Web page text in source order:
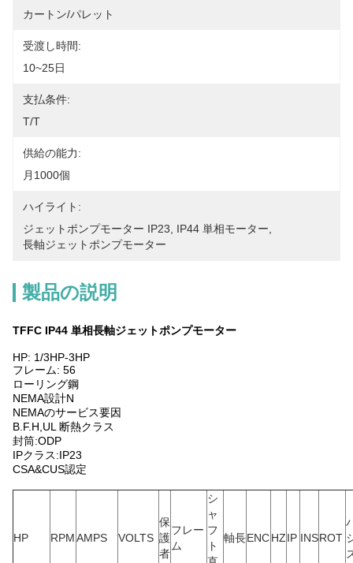
カートン/パレット
受渡し時間:
10~25日
支払条件:
T/T
供給の能力:
月1000個
ハイライト:
ジェットポンプモーター IP23
IP44 単相モーター
長軸ジェットポンプモーター
製品の説明
TFFC IP44 単相長軸ジェットポンプモーター
HP: 1/3HP-3HP
フレーム: 56
ローリング鋼
NEMA設計N
NEMAのサービス要因
B.F.H,UL 断熱クラス
封筒:ODP
IPクラス:IP23
CSA&CUS認定
HP RPMAMPS VOLTS
保
護
者
フレー
ム
シ
ャ
フ
ト
軸長ENCHZIP INSROT